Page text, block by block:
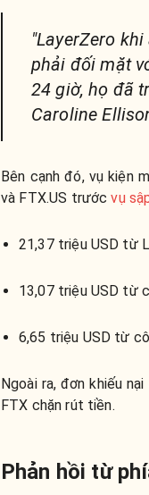
"LayerZero
phải đối mặt
24 giờ, họ đã
Caroline
Bên cạnh đó, vụ kiện
và FTX.US trướcvụ
21,37 triệu USD từ
13,07 triệu USD từ
6,65 triệu USD từ
Ngoài ra, đơn khiếu
FTX chặn rút tiền.
Phản hồi từ